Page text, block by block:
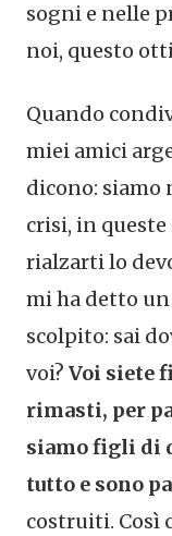
sogni e nelle
noi, questo
Quando
miei amici
dicono: siamo
crisi, in
rialzarti lo
mi ha detto
scolpito: sai
voi? Voi siete
rimasti, per
siamo figli di
tutto e sono
costruiti. Così